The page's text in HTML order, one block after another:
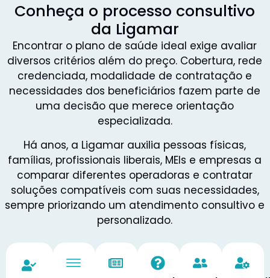
Conheça o processo consultivo
da Ligamar
Encontrar o plano de saúde ideal exige avaliar
diversos critérios além do preço. Cobertura, rede
credenciada, modalidade de contratação e
necessidades dos beneficiários fazem parte de
uma decisão que merece orientação
especializada.
Há anos, a Ligamar auxilia pessoas físicas,
famílias, profissionais liberais, MEIs e empresas a
comparar diferentes operadoras e contratar
soluções compatíveis com suas necessidades,
sempre priorizando um atendimento consultivo e
personalizado.